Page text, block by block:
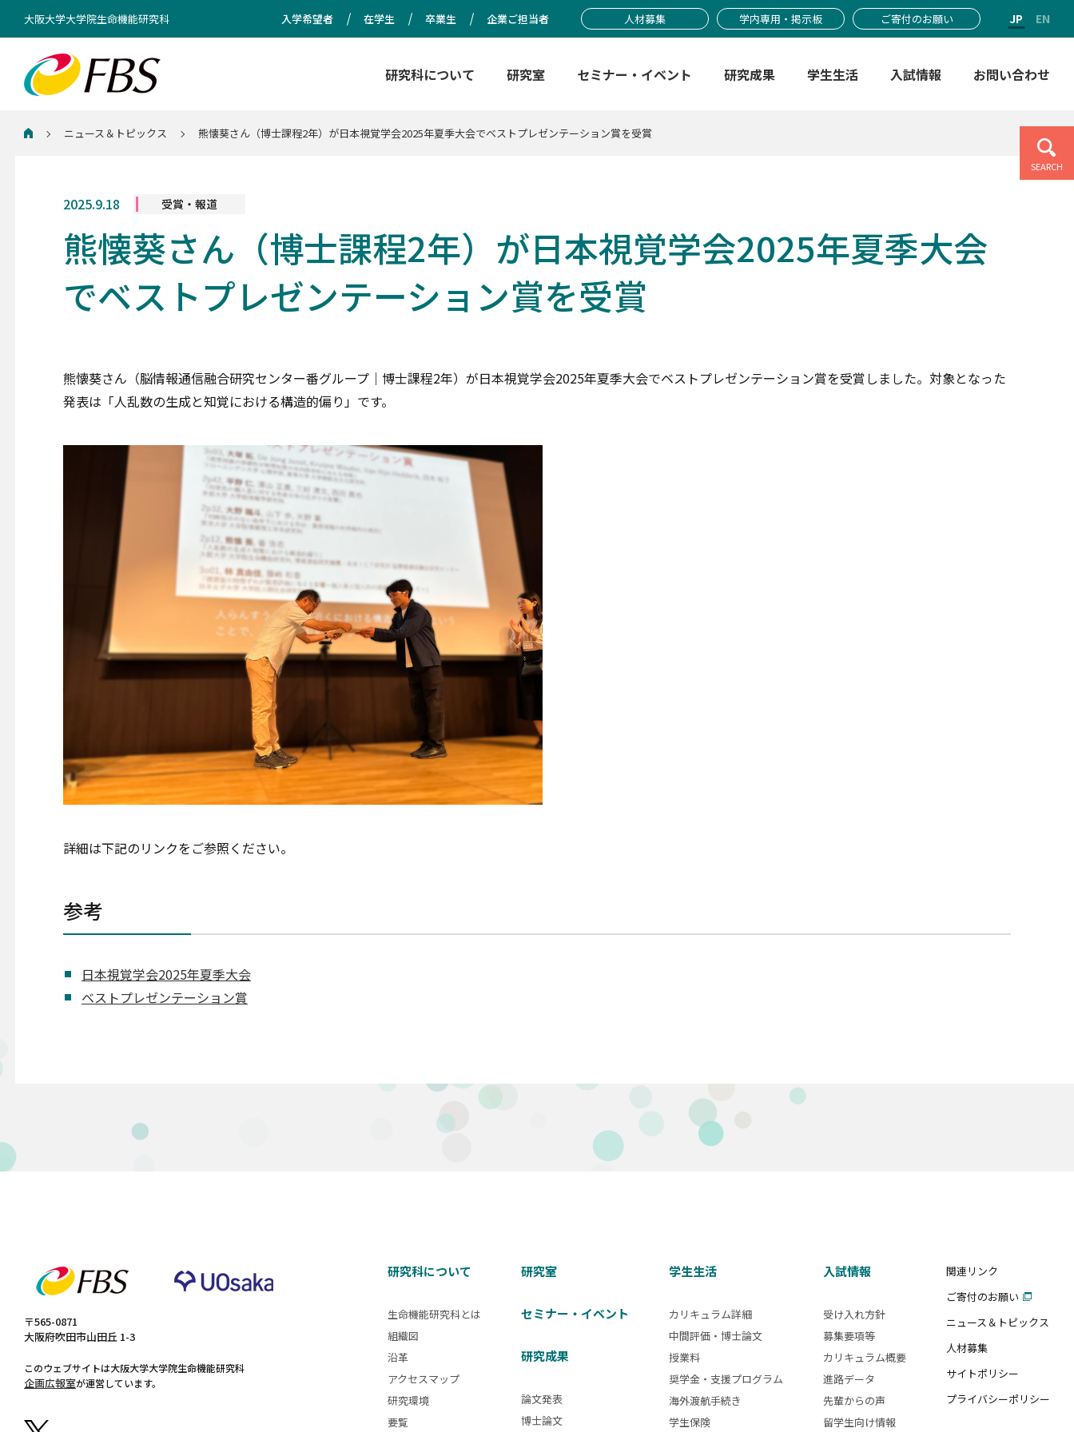
研究科について 研究室 セミナー・イベント 研究成果 学生生活 入試情報 お問い合わせ
大阪大学大学院生命機能研究科 入学希望者 在学生 卒業生 企業ご担当者 人材募集 学内専用・掲示板 ご寄付のお願い JP EN
SEARCH
ホーム ニュース＆トピックス 熊懐葵さん（博士課程2年）が日本視覚学会2025年夏季大会でベストプレゼンテーション賞を受賞
2025.9.18 受賞・報道
熊懐葵さん（博士課程2年）が日本視覚学会2025年夏季大会
でベストプレゼンテーション賞を受賞
熊懐葵さん（脳情報通信融合研究センター番グループ｜博士課程2年）が日本視覚学会2025年夏季大会でベストプレゼンテーション賞を受賞しました。対象となった
発表は「人乱数の生成と知覚における構造的偏り」です。
詳細は下記のリンクをご参照ください。
参考
日本視覚学会2025年夏季大会
ベストプレゼンテーション賞
〒565-0871
大阪府吹田市山田丘 1-3
このウェブサイトは大阪大学大学院生命機能研究科
企画広報室が運営しています。
研究科について
生命機能研究科とは
組織図
沿革
アクセスマップ
研究環境
要覧
研究室
セミナー・イベント
研究成果
論文発表
博士論文
学生生活
カリキュラム詳細
中間評価・博士論文
授業料
奨学金・支援プログラム
海外渡航手続き
学生保険
入試情報
受け入れ方針
募集要項等
カリキュラム概要
進路データ
先輩からの声
留学生向け情報
関連リンク
ご寄付のお願い
ニュース＆トピックス
人材募集
サイトポリシー
プライバシーポリシー